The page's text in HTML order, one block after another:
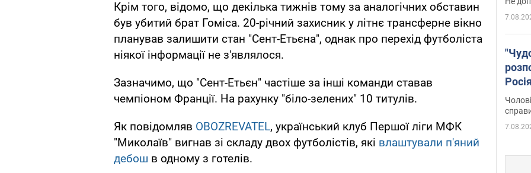
Крім того, відомо, що декілька тижнів тому за аналогічних обставин
був убитий брат Гоміса. 20-річний захисник у літнє трансферне вікно
планував залишити стан "Сент-Етьєна", однак про перехід футболіста
ніякої інформації не з'являлося.
Зазначимо, що "Сент-Етьєн" частіше за інші команди ставав
чемпіоном Франції. На рахунку "біло-зелених" 10 титулів.
Як повідомляв OBOZREVATEL, український клуб Першої ліги МФК
"Миколаїв" вигнав зі складу двох футболістів, які влаштували п'яний
дебош в одному з готелів.
Фото